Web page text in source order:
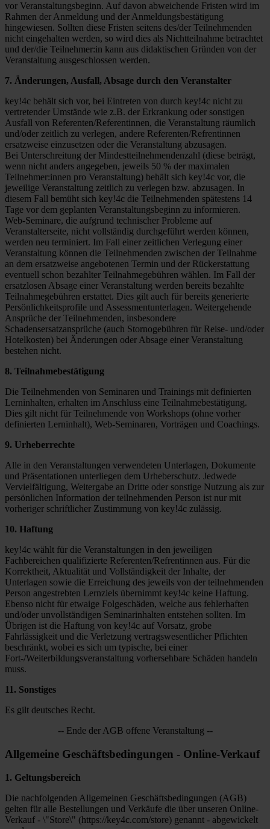
vor Veranstaltungsbeginn. Auf davon abweichende Fristen wird im
Rahmen der Anmeldung und der Anmeldungsbestätigung
hingewiesen. Sollten diese Fristen seitens des/der Teilnehmenden
nicht eingehalten werden, so wird dies als Nichtteilnahme betrachtet
und der/die Teilnehmer:in kann aus didaktischen Gründen von der
Veranstaltung ausgeschlossen werden.
7. Änderungen, Ausfall, Absage durch den Veranstalter
key!4c behält sich vor, bei Eintreten von durch key!4c nicht zu
vertretender Umstände wie z.B. der Erkrankung oder sonstigen
Ausfall von Referenten/Referentinnen, die Veranstaltung räumlich
und/oder zeitlich zu verlegen, andere Referenten/Refrentinnen
ersatzweise einzusetzen oder die Veranstaltung abzusagen.
Bei Unterschreitung der Mindestteilnehmendenzahl (diese beträgt,
wenn nicht anders angegeben, jeweils 50 % der maximalen
Teilnehmer:innen pro Veranstaltung) behält sich key!4c vor, die
jeweilige Veranstaltung zeitlich zu verlegen bzw. abzusagen. In
diesem Fall bemüht sich key!4c die Teilnehmenden spätestens 14
Tage vor dem geplanten Veranstaltungsbeginn zu informieren.
Web-Seminare, die aufgrund technischer Probleme auf
Veranstalterseite, nicht vollständig durchgeführt werden können,
werden neu terminiert. Im Fall einer zeitlichen Verlegung einer
Veranstaltung können die Teilnehmenden zwischen der Teilnahme
an dem ersatzweise angebotenen Termin und der Rückerstattung
eventuell schon bezahlter Teilnahmegebühren wählen. Im Fall der
ersatzlosen Absage einer Veranstaltung werden bereits bezahlte
Teilnahmegebühren erstattet. Dies gilt auch für bereits generierte
Persönlichkeitsprofile und Assessmentunterlagen. Weitergehende
Ansprüche der Teilnehmenden, insbesondere
Schadensersatzansprüche (auch Stornogebühren für Reise- und/oder
Hotelkosten) bei Änderungen oder Absage einer Veranstaltung
bestehen nicht.
8. Teilnahmebestätigung
Die Teilnehmenden von Seminaren und Trainings mit definierten
Lerninhalten, erhalten im Anschluss eine Teilnahmebestätigung.
Dies gilt nicht für Teilnehmende von Workshops (ohne vorher
definierten Lerninhalt), Web-Seminaren, Vorträgen und Coachings.
9. Urheberrechte
Alle in den Veranstaltungen verwendeten Unterlagen, Dokumente
und Präsentationen unterliegen dem Urheberschutz. Jedwede
Vervielfältigung, Weitergabe an Dritte oder sonstige Nutzung als zur
persönlichen Information der teilnehmenden Person ist nur mit
vorheriger schriftlicher Zustimmung von key!4c zulässig.
10. Haftung
key!4c wählt für die Veranstaltungen in den jeweiligen
Fachbereichen qualifizierte Referenten/Refrentinnen aus. Für die
Korrektheit, Aktualität und Vollständigkeit der Inhalte, der
Unterlagen sowie die Erreichung des jeweils von der teilnehmenden
Person angestrebten Lernziels übernimmt key!4c keine Haftung.
Ebenso nicht für etwaige Folgeschäden, welche aus fehlerhaften
und/oder unvollständigen Seminarinhalten entstehen sollten. Im
Übrigen ist die Haftung von key!4c auf Vorsatz, grobe
Fahrlässigkeit und die Verletzung vertragswesentlicher Pflichten
beschränkt, wobei es sich um typische, bei einer
Fort-/Weiterbildungsveranstaltung vorhersehbare Schäden handeln
muss.
11. Sonstiges
Es gilt deutsches Recht.
-- Ende der AGB offene Veranstaltung --
Allgemeine Geschäftsbedingungen - Online-Verkauf
1. Geltungsbereich
Die nachfolgenden Allgemeinen Geschäftsbedingungen (AGB)
gelten für alle Bestellungen und Verkäufe die über unseren Online-
Verkauf - \"Store\" (https://key4c.com/store) genannt - abgewickelt